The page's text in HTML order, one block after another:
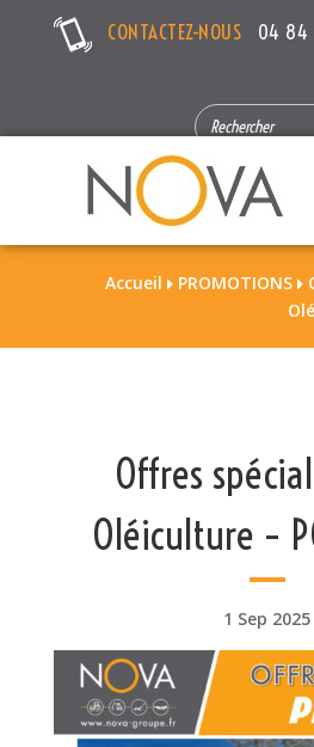
CONTACTEZ-NOUS 04 84
SEARCH
FOR:
Accueil  PROMOTIONS 
Offres
Oléiculture –
1 Sep 2025